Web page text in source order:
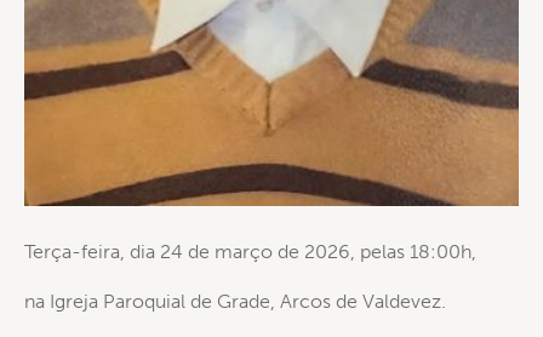
Terça-feira, dia 24 de março de 2026, pelas 18:00h,
na Igreja Paroquial de Grade, Arcos de Valdevez.